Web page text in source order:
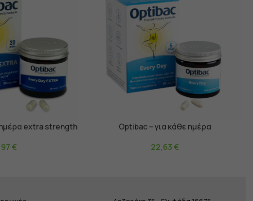
extra strength
€
Προσθήκη Στο Καλάθι
Optibac – για κάθε ημέρα
22,63 €